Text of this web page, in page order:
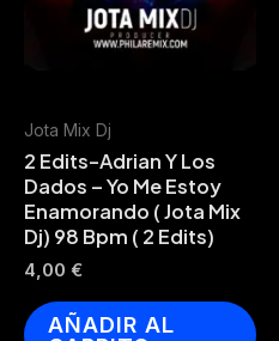
Jota Mix Dj
2 Edits-Adrian Y Los
Dados – Yo Me Estoy
Enamorando ( Jota Mix
Dj) 98 Bpm ( 2 Edits)
4,00 €
AÑADIR AL